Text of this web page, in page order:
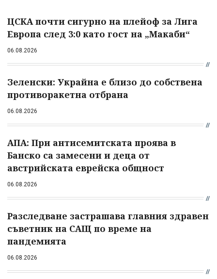
ЦСКА почти сигурно на плейоф за Лига
Европа след 3:0 като гост на „Макаби“
06.08.2026
Зеленски: Украйна е близо до собствена
противоракетна отбрана
06.08.2026
АПА: При антисемитската проява в
Банско са замесени и деца от
австрийската еврейска общност
06.08.2026
Разследване застрашава главния здравен
съветник на САЩ по време на
пандемията
06.08.2026